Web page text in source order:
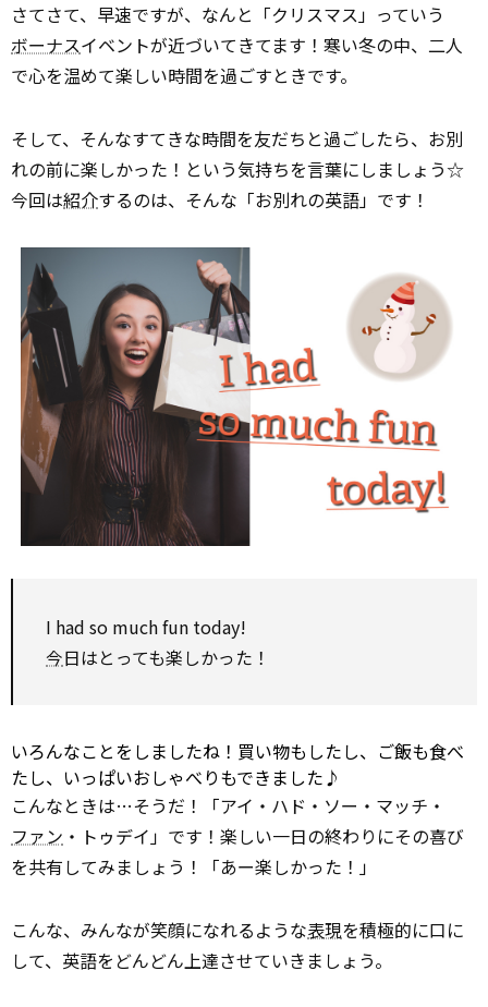
さてさて、早速ですが、なんと「クリスマス」っていう
ボーナスイベントが近づいてきてます！寒い冬の中、二人
で心を温めて楽しい時間を過ごすときです。
そして、そんなすてきな時間を友だちと過ごしたら、お別
れの前に楽しかった！という気持ちを言葉にしましょう☆
今回は紹介するのは、そんな「お別れの英語」です！
I had so much fun today!
今日はとっても楽しかった！
いろんなことをしましたね！買い物もしたし、ご飯も食べ
たし、いっぱいおしゃべりもできました♪
こんなときは…そうだ！「アイ・ハド・ソー・マッチ・
ファン ・トゥデイ」です！楽しい一日の終わりにその喜び
を共有してみましょう！「あー楽しかった！」
こんな、みんなが笑顔になれるような表現を積極的に口に
して、英語をどんどん上達させていきましょう。